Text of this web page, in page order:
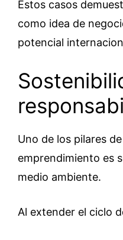
Estos casos
como idea de
potencial
Uno de los pilares
emprendimiento es
medio ambiente.
Al extender el ciclo